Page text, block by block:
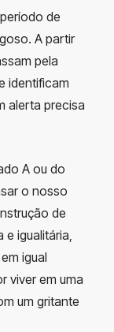
de
A partir
pela
identificam
alerta precisa
A ou do
o nosso
de
igualitária,
igual
viver em uma
um gritante